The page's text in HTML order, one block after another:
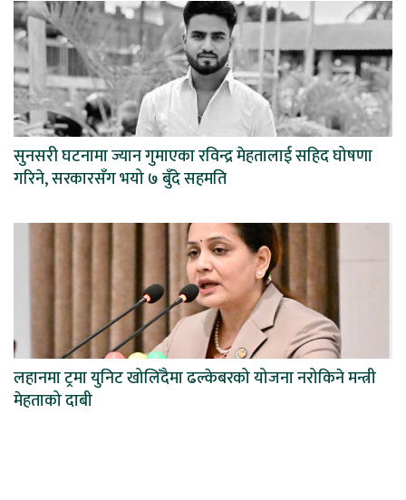
सुनसरी घटनामा ज्यान गुमाएका रविन्द्र मेहतालाई सहिद घोषणा
गरिने, सरकारसँग भयो ७ बुँदे सहमति
लहानमा ट्रमा युनिट खोलिँदैमा ढल्केबरको योजना नरोकिने मन्त्री
मेहताको दाबी